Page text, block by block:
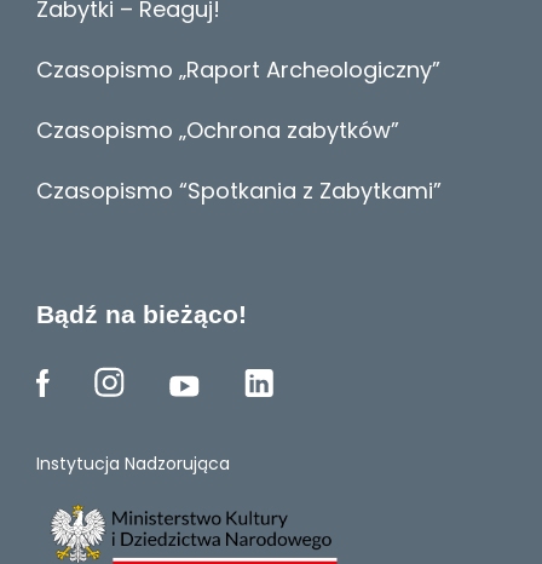
Zabytki – Reaguj!
Czasopismo „Raport Archeologiczny”
Czasopismo „Ochrona zabytków”
Czasopismo “Spotkania z Zabytkami”
Bądź na bieżąco!
Instytucja Nadzorująca